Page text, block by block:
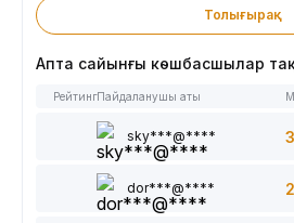
Толығырақ
Апта сайынғы көшбасшылар
РейтингПайдаланушы аты
sky***@****
dor***@****